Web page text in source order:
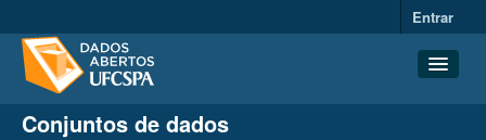
Entrar
Conjuntos de dados
Conjuntos de dados